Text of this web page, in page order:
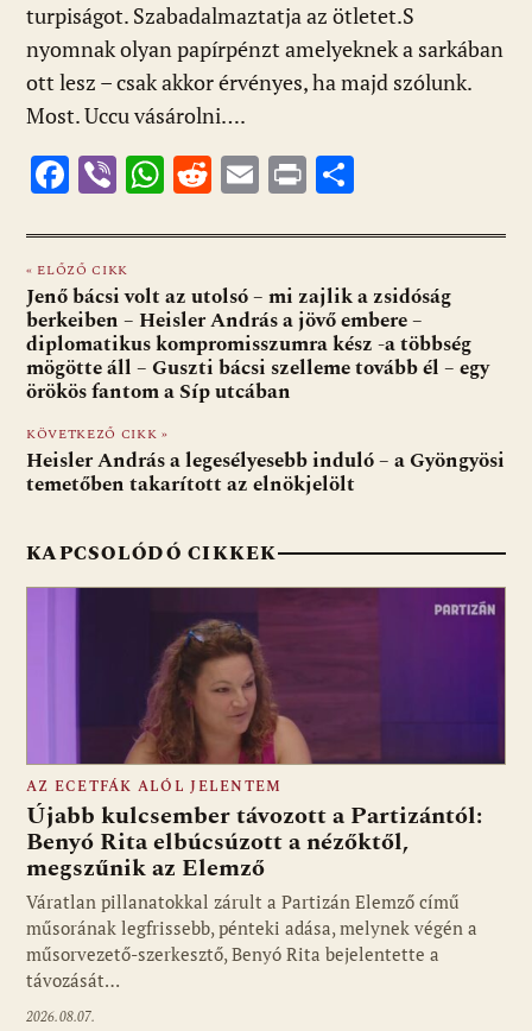
turpiságot. Szabadalmaztatja az ötletet.S
nyomnak olyan papírpénzt amelyeknek a sarkában
ott lesz – csak akkor érvényes, ha majd szólunk.
Most. Uccu vásárolni….
F
e
b
o
o
k
Vi
er
W
at
s
A
p
p
R
d
di
t
E
ai
l
Pr
t za
m
e
g
« ELŐZŐ CIKK
Jenő bácsi volt az utolsó – mi zajlik a zsidóság
berkeiben – Heisler András a jövő embere –
diplomatikus kompromisszumra kész -a többség
mögötte áll – Guszti bácsi szelleme tovább él – egy
örökös fantom a Síp utcában
KÖVETKEZŐ CIKK »
Heisler András a legesélyesebb induló – a Gyöngyösi
temetőben takarított az elnökjelölt
KAPCSOLÓDÓ CIKKEK
Fotó: media1.hu
AZ ECETFÁK ALÓL JELENTEM
Újabb kulcsember távozott a Partizántól:
Benyó Rita elbúcsúzott a nézőktől,
megszűnik az Elemző
Váratlan pillanatokkal zárult a Partizán Elemző című
műsorának legfrissebb, pénteki adása, melynek végén a
műsorvezető-szerkesztő, Benyó Rita bejelentette a
távozását…
2026.08.07.